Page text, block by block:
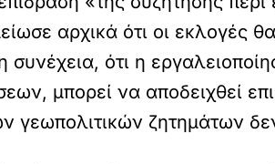
αρχικά ότι οι εκλογές
συνέχεια, ότι η
μπορεί να αποδειχθεί
γεωπολιτικών ζητημάτων